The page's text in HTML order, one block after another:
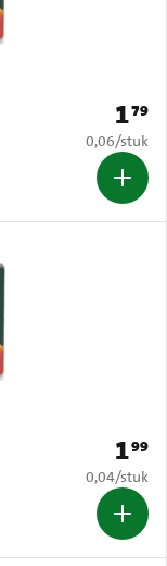
Prijs:
179
€ 0,06 per
0,06/stuk
Prijs:
199
€ 0,04 per
0,04/stuk